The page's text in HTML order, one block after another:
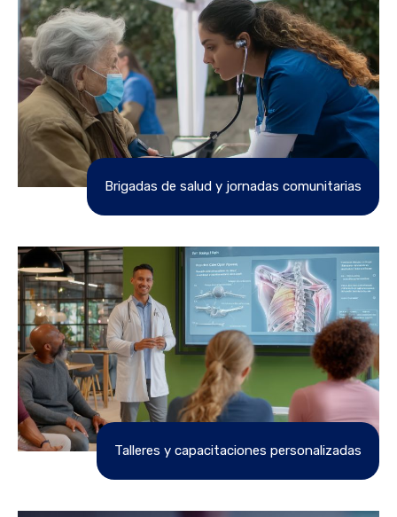
Brigadas de salud y jornadas comunitarias
Talleres y capacitaciones personalizadas